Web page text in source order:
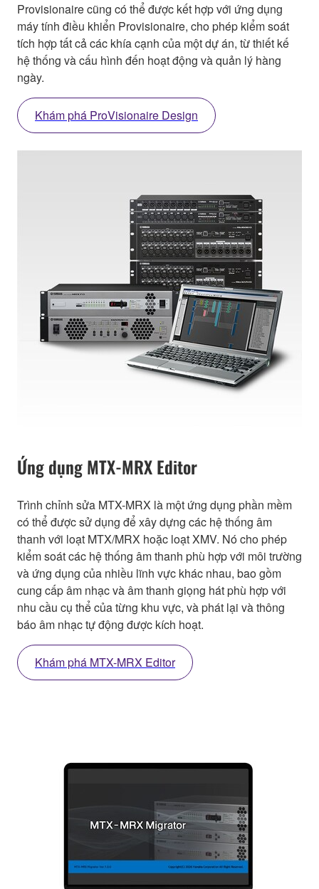
Provisionaire cũng có thể được kết hợp với ứng dụng
máy tính điều khiển Provisionaire, cho phép kiểm soát
tích hợp tất cả các khía cạnh của một dự án, từ thiết kế
hệ thống và cấu hình đến hoạt động và quản lý hàng
ngày.
Khám phá ProVisionaire Design
Ứng dụng MTX-MRX Editor
Trình chỉnh sửa MTX-MRX là một ứng dụng phần mềm
có thể được sử dụng để xây dựng các hệ thống âm
thanh với loạt MTX/MRX hoặc loạt XMV. Nó cho phép
kiểm soát các hệ thống âm thanh phù hợp với môi trường
và ứng dụng của nhiều lĩnh vực khác nhau, bao gồm
cung cấp âm nhạc và âm thanh giọng hát phù hợp với
nhu cầu cụ thể của từng khu vực, và phát lại và thông
báo âm nhạc tự động được kích hoạt.
Khám phá MTX-MRX Editor